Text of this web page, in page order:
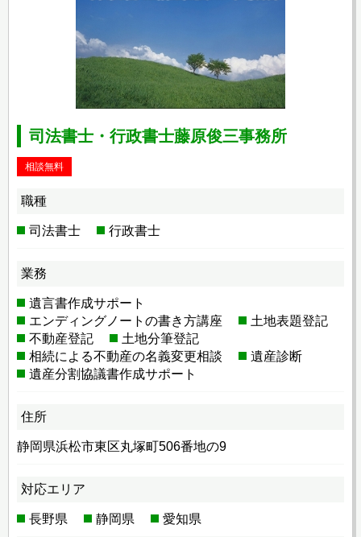
司法書士・行政書士藤原俊三事務所
相談無料
職種
司法書士 行政書士
業務
遺言書作成サポート
エンディングノートの書き方講座
土地表題登記
不動産登記
土地分筆登記
相続による不動産の名義変更相談
遺産診断
遺産分割協議書作成サポート
住所
静岡県浜松市東区丸塚町506番地の9
対応エリア
長野県 静岡県 愛知県